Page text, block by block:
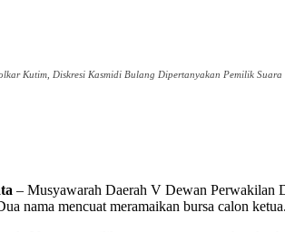
Kutim, Diskresi Kasmidi Bulang Dipertanyakan Pemilik Suara
– Musyawarah Daerah V Dewan Perwakilan
nama mencuat meramaikan bursa calon